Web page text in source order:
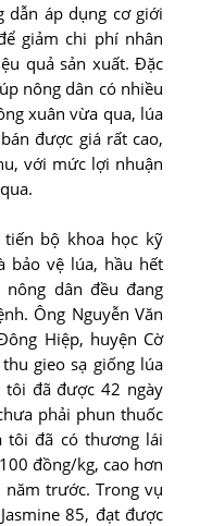
dẫn áp dụng cơ giới
giảm chi phí nhân
quả sản xuất. Ðặc
nông dân có nhiều
xuân vừa qua, lúa
được giá rất cao,
với mức lợi nhuận
bộ khoa học kỹ
bảo vệ lúa, hầu hết
dân đều đang
Ông Nguyễn Văn
Hiệp, huyện Cờ
gieo sạ giống lúa
tôi đã được 42 ngày
phải phun thuốc
tôi đã có thương lái
đồng/kg, cao hơn
trước. Trong vụ
85, đạt được